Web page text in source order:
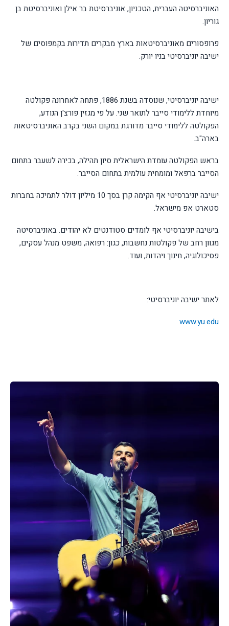
האוניברסיטה העברית, הטכניון, אוניברסיטת בר אילן ואוניברסיטת בן
גוריון.
פרופסורים מאוניברסיטאות בארץ מבקרים תדירות בקמפוסים של
ישיבה יוניברסיטי בניו יורק.
ישיבה יוניברסיטי, שנוסדה בשנת 1886, פתחה לאחרונה פקולטה
מיוחדת ללימודי סייבר לתואר שני. על פי מגזין פורצ'ן הנודע,
הפקולטה ללימודי סייבר מדורגת במקום השני בקרב האוניברסיטאות
בארה"ב.
בראש הפקולטה עומדת הישראלית סיון תהילה, בכירה לשעבר בתחום
הסייבר ברפאל ומומחית עולמית בתחום הסייבר.
ישיבה יוניברסיטי אף הקימה קרן בסך 10 מיליון דולר לתמיכה בחברות
סטארט אפ מישראל.
בישיבה יוניברסיטי אף לומדים סטודנטים לא יהודים. באוניברסיטה
מגוון רחב של פקולטות נחשבות, כגון: רפואה, משפט מנהל עסקים,
פסיכולוגיה, חינוך ויהדות, ועוד.
לאתר ישיבה יוניברסיטי:
www.yu.edu